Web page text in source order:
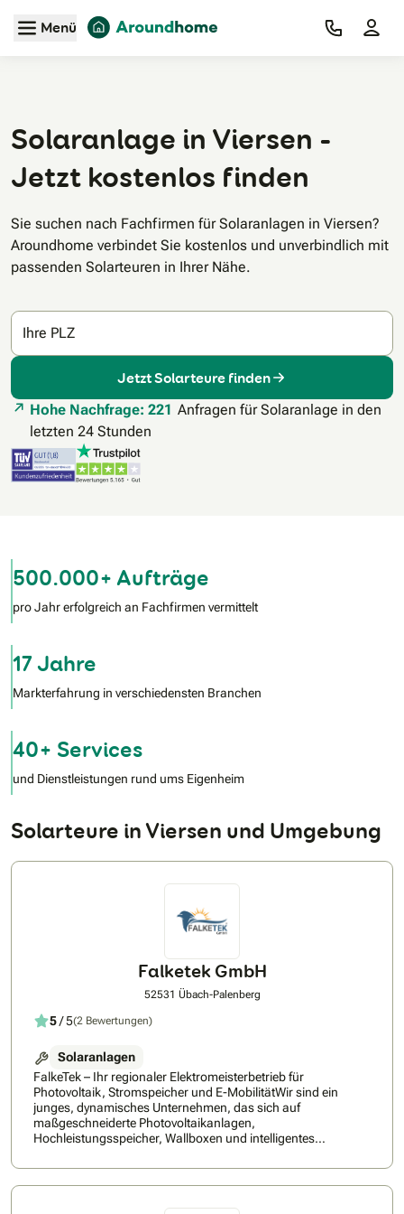
Zum Hauptinhalt
Menü
Solaranlage in Viersen -
Jetzt kostenlos finden
Sie suchen nach Fachfirmen für Solaranlagen in Viersen?
Aroundhome verbindet Sie kostenlos und unverbindlich mit
passenden Solarteuren in Ihrer Nähe.
Ihre PLZ
Jetzt Solarteure finden
Hohe Nachfrage: 221 Anfragen für Solaranlage in den
letzten 24 Stunden
500.000+ Aufträge
pro Jahr erfolgreich an Fachfirmen vermittelt
17 Jahre
Markterfahrung in verschiedensten Branchen
40+ Services
und Dienstleistungen rund ums Eigenheim
Solarteure in Viersen und Umgebung
Falketek GmbH
52531 Übach-Palenberg
5/ 5(2 Bewertungen)
Solaranlagen
FalkeTek – Ihr regionaler Elektromeisterbetrieb für
Photovoltaik, Stromspeicher und E-MobilitätWir sind ein
junges, dynamisches Unternehmen, das sich auf
maßgeschneiderte Photovoltaikanlagen,
Hochleistungsspeicher, Wallboxen und intelligentes
Elektromeisterbetrieb mit eigenem, ausgebildetem Team
setzen wir auf echtes Handwerk – ohne Subunternehmer,